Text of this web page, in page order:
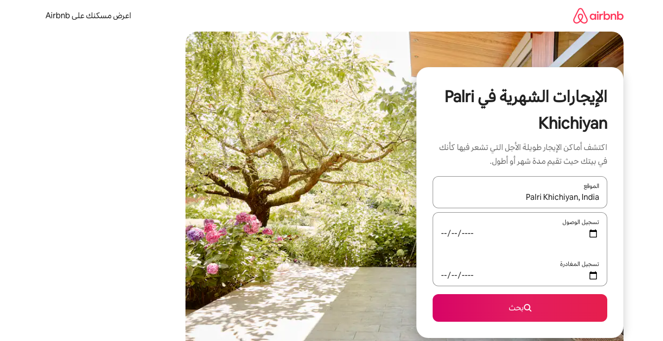
اعرض مسكنك على Airbnb
الإيجارات الشهرية في Palri
Khichiyan
اكتشف أماكن الإيجار طويلة الأجل التي تشعر فيها كأنك
في بيتك حيث تقيم مدة شهر أو أطول.
الموقع
عند توفر النتائج، انتقل باستخدام السهمين لأعلى ولأسفل أو استكشف عن طريق اللمس أو السحب.
تسجيل الوصول
تسجيل المغادرة
بحث